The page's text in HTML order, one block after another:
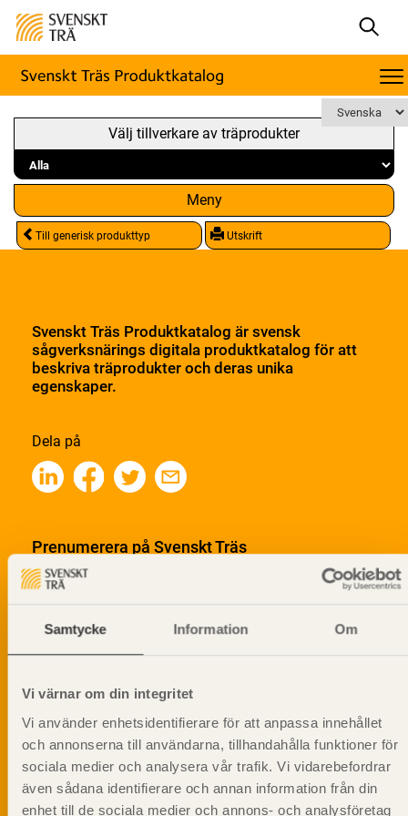
Samtycke Information Om
Vi värnar om din integritet
Vi använder enhetsidentifierare för att anpassa innehållet
och annonserna till användarna, tillhandahålla funktioner för
sociala medier och analysera vår trafik. Vi vidarebefordrar
även sådana identifierare och annan information från din
enhet till de sociala medier och annons- och analysföretag
Välj tillverkare av träprodukter
Meny
Till generisk produkttyp Utskrift
Svenskt Träs Produktkatalog är svensk
sågverksnärings digitala produktkatalog för att
beskriva träprodukter och deras unika
egenskaper.
Dela på
Prenumerera på Svenskt Träs
informationsutskick!